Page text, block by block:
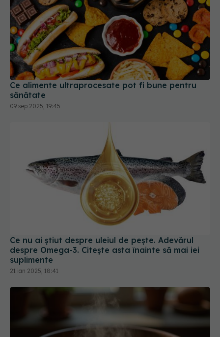
Ce alimente ultraprocesate pot fi bune pentru
sănătate
09 sep 2025, 19:45
Ce nu ai știut despre uleiul de pește. Adevărul
despre Omega-3. Citește asta înainte să mai iei